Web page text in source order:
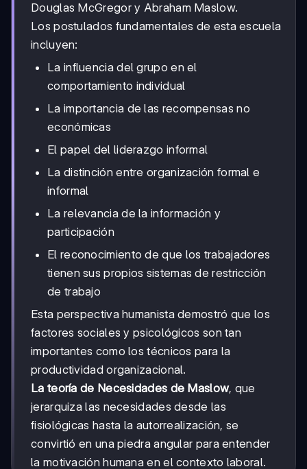
Douglas McGregor y Abraham Maslow.
Los postulados fundamentales de esta escuela
incluyen:
La influencia del grupo en el
comportamiento individual
La importancia de las recompensas no
económicas
El papel del liderazgo informal
La distinción entre organización formal e
informal
La relevancia de la información y
participación
El reconocimiento de que los trabajadores
tienen sus propios sistemas de restricción
de trabajo
Esta perspectiva humanista demostró que los
factores sociales y psicológicos son tan
importantes como los técnicos para la
productividad organizacional.
La teoría de Necesidades de Maslow, que
jerarquiza las necesidades desde las
fisiológicas hasta la autorrealización, se
convirtió en una piedra angular para entender
la motivación humana en el contexto laboral.